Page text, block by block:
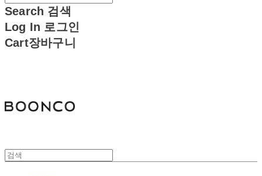
Search 검색
Log In 로그인
Cart장바구니